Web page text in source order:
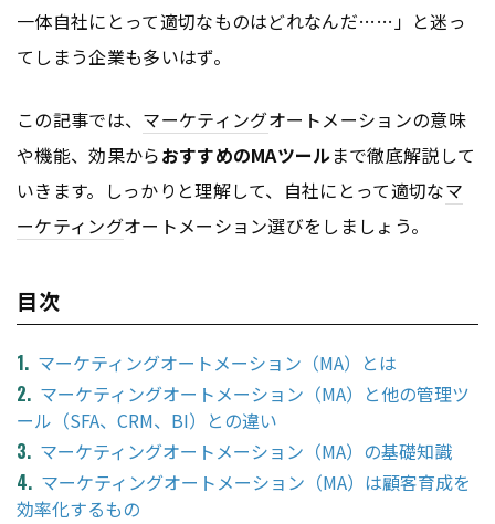
一体自社にとって適切なものはどれなんだ……」と迷っ
てしまう企業も多いはず。
この記事では、 マーケティングオートメーションの意味
や機能、効果からおすすめのMAツールまで徹底解説して
いきます。しっかりと理解して、自社にとって適切なマ
ーケティングオートメーション選びをしましょう。
目次
マーケティングオートメーション（MA）とは
マーケティングオートメーション（MA）と他の管理ツ
ール（SFA、CRM、BI）との違い
マーケティングオートメーション（MA）の基礎知識
マーケティングオートメーション（MA）は顧客育成を
効率化するもの